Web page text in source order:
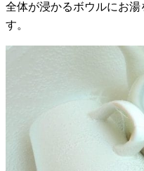
全体が浸かるボウルにお
す。